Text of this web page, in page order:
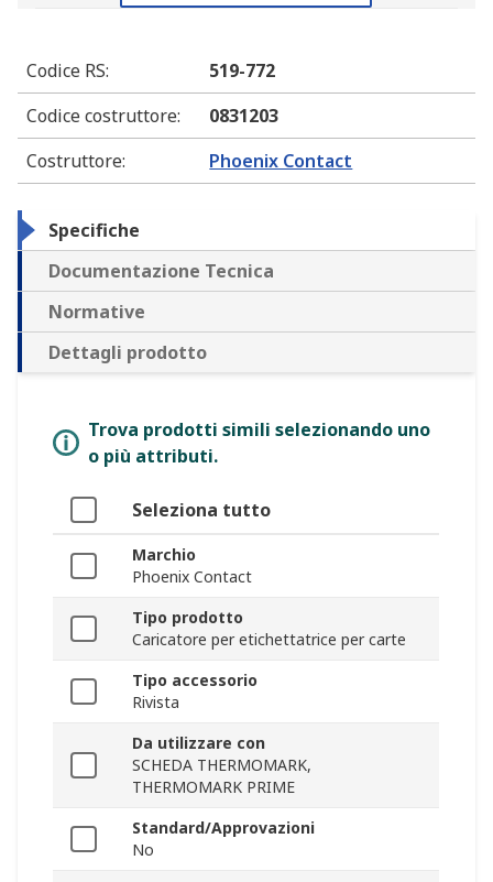
Codice RS:
519-772
Codice costruttore:
0831203
Costruttore: Phoenix Contact
Specifiche
Documentazione Tecnica
Normative
Dettagli prodotto
Trova prodotti simili selezionando uno
o più attributi.
Seleziona tutto
Marchio
Phoenix Contact
Tipo prodotto
Caricatore per etichettatrice per carte
Tipo accessorio
Rivista
Da utilizzare con
SCHEDA THERMOMARK,
THERMOMARK PRIME
Standard/Approvazioni
No